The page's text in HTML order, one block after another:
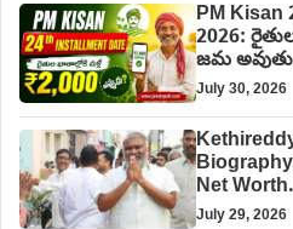
PM Kisan
2026:
జమ
July 30, 2026
Net Worth.
July 29, 2026